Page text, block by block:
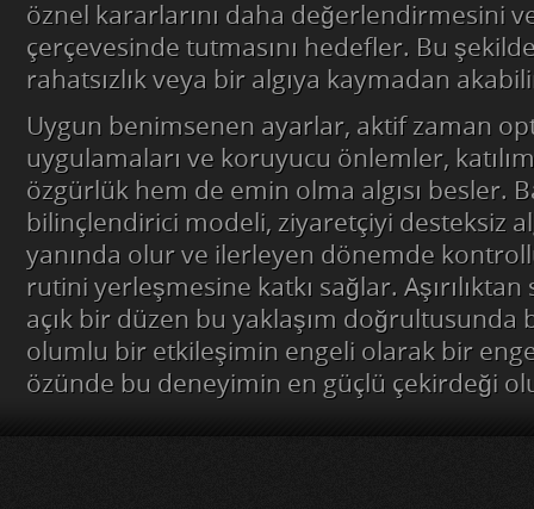
öznel kararlarını daha değerlendirmesini
çerçevesinde tutmasını hedefler. Bu
rahatsızlık veya bir algıya kaymadan
Uygun benimsenen ayarlar, aktif zaman
uygulamaları ve koruyucu önlemler,
özgürlük hem de emin olma algısı besler.
bilinçlendirici modeli, ziyaretçiyi desteksiz
yanında olur ve ilerleyen dönemde
rutini yerleşmesine katkı sağlar. Aşırılıktan
açık bir düzen bu yaklaşım doğrultusunda
olumlu bir etkileşimin engeli olarak bir
özünde bu deneyimin en güçlü çekirdeği